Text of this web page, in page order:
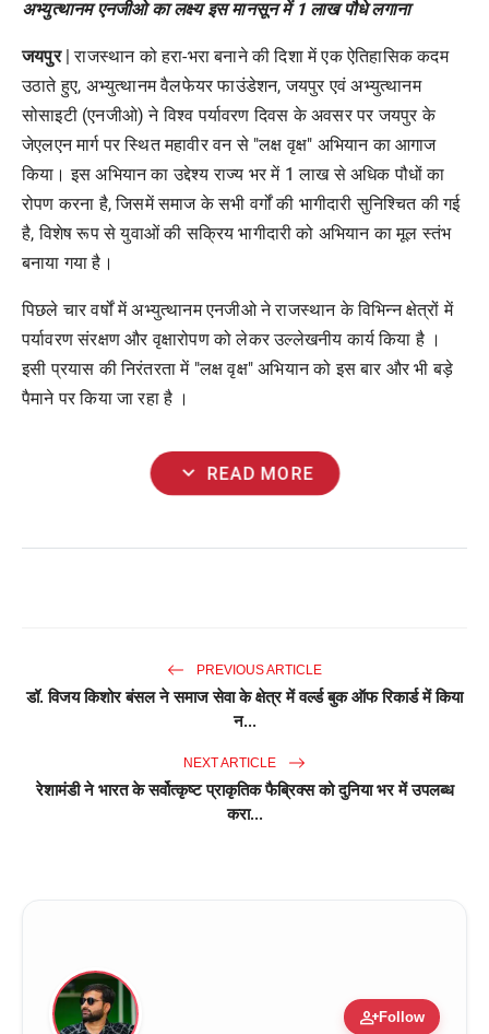
अभ्युत्थानम एनजीओ का लक्ष्य इस मानसून में 1 लाख पौधे लगाना
जयपुर | राजस्थान को हरा-भरा बनाने की दिशा में एक ऐतिहासिक कदम
उठाते हुए, अभ्युत्थानम वैलफेयर फाउंडेशन, जयपुर एवं अभ्युत्थानम
सोसाइटी (एनजीओ) ने विश्व पर्यावरण दिवस के अवसर पर जयपुर के
जेएलएन मार्ग पर स्थित महावीर वन से "लक्ष वृक्ष" अभियान का आगाज
किया। इस अभियान का उद्देश्य राज्य भर में 1 लाख से अधिक पौधों का
रोपण करना है, जिसमें समाज के सभी वर्गों की भागीदारी सुनिश्चित की गई
है, विशेष रूप से युवाओं की सक्रिय भागीदारी को अभियान का मूल स्तंभ
बनाया गया है।
पिछले चार वर्षों में अभ्युत्थानम एनजीओ ने राजस्थान के विभिन्न क्षेत्रों में
पर्यावरण संरक्षण और वृक्षारोपण को लेकर उल्लेखनीय कार्य किया है ।
इसी प्रयास की निरंतरता में "लक्ष वृक्ष" अभियान को इस बार और भी बड़े
पैमाने पर किया जा रहा है ।
expand_more READ MORE
PREVIOUS ARTICLE
डॉ. विजय किशोर बंसल ने समाज सेवा के क्षेत्र में वर्ल्ड बुक ऑफ रिकार्ड में किया
न...
NEXT ARTICLE
रेशामंडी ने भारत के सर्वोत्कृष्ट प्राकृतिक फैब्रिक्स को दुनिया भर में उपलब्ध
करा...
person_addFollow